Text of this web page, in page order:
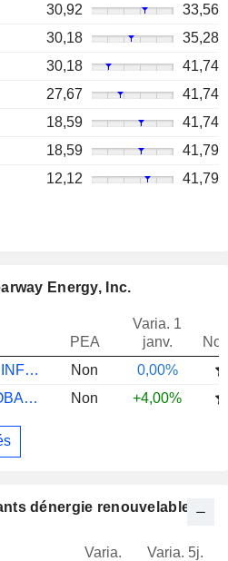
30,92
33,56
30,18
35,28
30,18
41,74
27,67
41,74
18,59
41,74
18,59
41,79
12,12 41,79
Energy, Inc.
PEA
Varia. 1
janv.
ECOFIN GLBL RNWBLS INFRAS UCITS D GBPACC
Non
0,00%
BGF SUSTAINABLE GLOBAL INFRAS E2
Non +4,00%
dénergie renouvelable
Varia. Varia. 5j.